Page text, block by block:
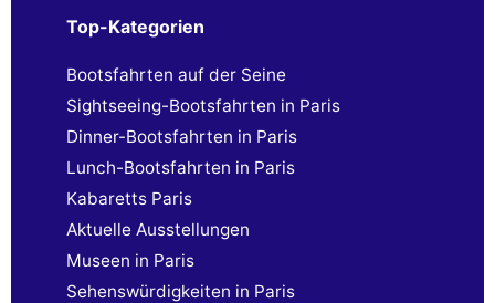
Top-Kategorien
Bootsfahrten auf der Seine
Sightseeing-Bootsfahrten in Paris
Dinner-Bootsfahrten in Paris
Lunch-Bootsfahrten in Paris
Kabaretts Paris
Aktuelle Ausstellungen
Museen in Paris
Sehenswürdigkeiten in Paris